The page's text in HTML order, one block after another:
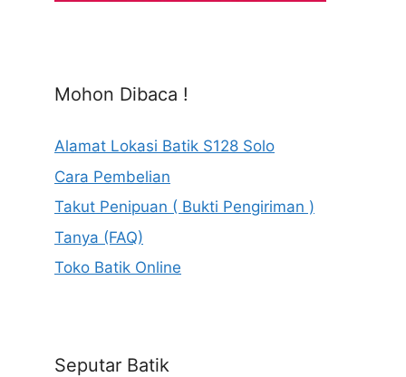
Mohon Dibaca !
Alamat Lokasi Batik S128 Solo
Cara Pembelian
Takut Penipuan ( Bukti Pengiriman )
Tanya (FAQ)
Toko Batik Online
Seputar Batik